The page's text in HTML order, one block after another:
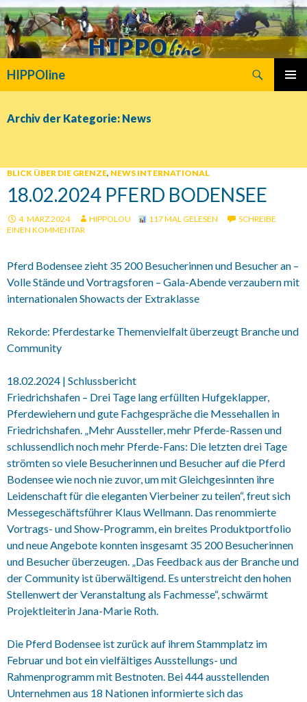
HIPPOline
INHALT
Archiv der Kategorie: News
BLICK ÜBER DIE GRENZE, NEWS INTERNATIONAL
18.02.2024 PFERD BODENSEE
4. MÄRZ 2024 HIPPOLOU 117 MAL GELESEN
SCHREIBE
EINEN KOMMENTAR
Pferd Bodensee zieht 35 200 Besucherinnen und Besucher an –
Volle Stände und Vortragsforen – Gala-Abende verzaubern mit
internationalen Showacts der Extraklasse
Rekorde: Pferdestarke Themenvielfalt überzeugt Branche und
Community
18.02.2024 | Schlussbericht
Friedrichshafen – Drei Tage lang erfüllten Hufgeklapper,
Pferdewiehern und gute Fachgespräche die Messehallen in
Friedrichshafen. „Mehr Aussteller, mehr Pferde-Rassen und
schlussendlich noch mehr Pferde-Fans: Die letzten drei Tage
strömten so viele Besucherinnen und Besucher auf die Pferd
Bodensee wie noch nie zuvor, um mit Gleichgesinnten ihre
Leidenschaft für die eleganten Vierbeiner zu teilen“, freut sich
Messegeschäftsführer Klaus Wellmann. Das renommierte
Vortrags- und Show-Programm, ein breites Produktportfolio
und neue Angebote konnten insgesamt 35 200 Besucherinnen
und Besucher überzeugen. „Das Feedback aus der Branche und
der Community ist überwältigend. Es unterstreicht den hohen
Stellenwert der Veranstaltung als Fachmesse“, schwärmt
Projektleiterin Jana-Marie Roth.
Die Pferd Bodensee ist zurück auf ihrem Stammplatz im
Februar und bot ein vielfältiges Ausstellungs- und
Rahmenprogramm mit Bestnoten. Bei 444 ausstellenden
Unternehmen aus 18 Nationen informierte sich das